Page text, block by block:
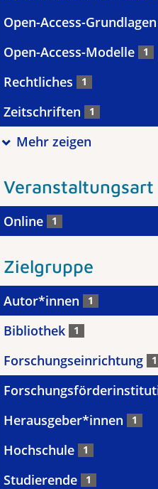
Open-Access-Grundlagen
Open-Access-Modelle 1
Rechtliches 1
Zeitschriften 1
Mehr zeigen
Veranstaltungsart
Online 1
Zielgruppe
Autor*innen 1
Bibliothek 1
Forschungseinrichtung 1
Herausgeber*innen 1
Hochschule 1
Studierende 1